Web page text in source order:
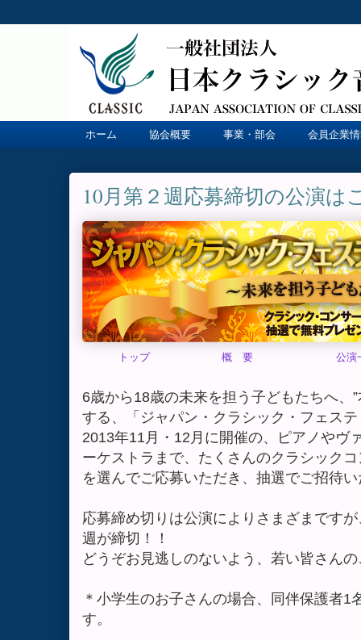
ホーム 協会概要 事業・部会 会員企業
10月第２週応募締切の公演は
トップ 概 要 公演
6歳から18歳の未来を担う子どもたちへ、
する、「ジャパン・クラシック・フェス
2013年11月・12月に開催の、ピアノやヴ
ーケストラまで、たくさんのクラシック
を選んでご応募いただき、抽選でご招待
応募締め切りは公演によりさまざまです
週が締切！！
どうぞお見逃しのないよう、若い皆さん
＊小学生のお子さんの場合、同伴保護者1
す。